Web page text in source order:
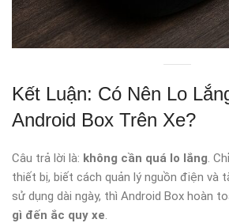
Kết Luận: Có Nên Lo
Android Box Trên Xe?
Câu trả lời là: không cần quá lo lắng.
thiết bị, biết cách quản lý nguồn điện và
sử dụng dài ngày, thì Android Box hoàn
gì đến ắc quy xe.